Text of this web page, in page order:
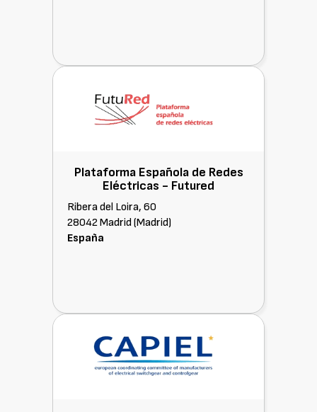
Plataforma Española de Redes
Eléctricas - Futured
Ribera del Loira, 60
28042 Madrid (Madrid)
España